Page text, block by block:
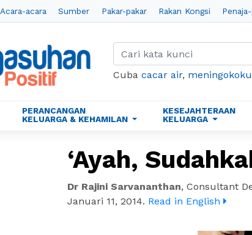
Acara-acara Sumber Pakar-pakar Rakan Kongsi
Cuba cacar air,
PERANCANGAN
KELUARGA & KEHAMILAN
KESEJAHTERAAN
KELUARGA
‘Ayah,
Dr Rajini Sarvananthan, Consultant
Januari 11, 2014. Read in English